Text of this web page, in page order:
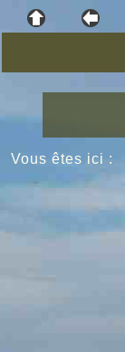
Vous êtes ici :